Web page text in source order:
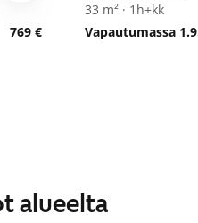
769 €
33 m² · 1h+kk
Vapautumassa
alueelta